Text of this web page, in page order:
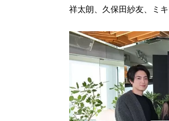
祥太朗、久保田紗友、ミ